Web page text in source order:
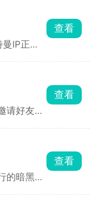
获取的资
币，以
IP正版
由选择
墟、荒
怪兽、
查看
请好友，
脚怪，
启紧张刺
集资
猛的大脚
查看
的暗黑童
查看